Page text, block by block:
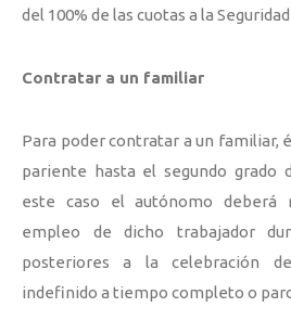
del 100% de las cuotas a la
Contratar a un familiar
Para poder contratar a un familiar,
pariente hasta el segundo grado
este caso el autónomo deberá
empleo de dicho trabajador
posteriores a la celebración
indefinido a tiempo completo o